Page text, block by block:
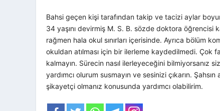
Bahsi geçen kişi tarafından takip ve tacizi aylar
34 yaşını devirmiş M. S. B. sözde doktora öğrencisi
rağmen hala okul sınırları içerisinde. Ayrıca bölüm
okuldan atılması için bir ilerleme kaydedilmedi.
kalmayın. Sürecin nasıl ilerleyeceğini bilmiyorsanız
yardımcı olurum susmayın ve sesinizi çıkarın.
şikayetçi olmanız konusunda yardımcı olabilirim.